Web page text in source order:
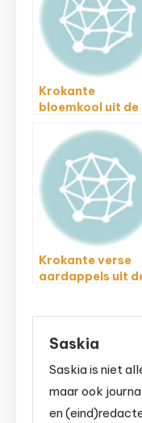
Krokante
bloemkool uit de
Krokante verse
aardappels uit
Saskia
Saskia is niet
maar ook
en